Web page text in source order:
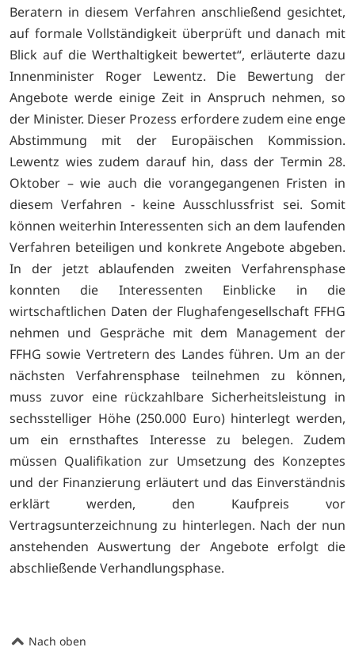
Beratern in diesem Verfahren anschließend gesichtet,
auf formale Vollständigkeit überprüft und danach mit
Blick auf die Werthaltigkeit bewertet“, erläuterte dazu
Innenminister Roger Lewentz. Die Bewertung der
Angebote werde einige Zeit in Anspruch nehmen, so
der Minister. Dieser Prozess erfordere zudem eine enge
Abstimmung mit der Europäischen Kommission.
Lewentz wies zudem darauf hin, dass der Termin 28.
Oktober – wie auch die vorangegangenen Fristen in
diesem Verfahren - keine Ausschlussfrist sei. Somit
können weiterhin Interessenten sich an dem laufenden
Verfahren beteiligen und konkrete Angebote abgeben.
In der jetzt ablaufenden zweiten Verfahrensphase
konnten die Interessenten Einblicke in die
wirtschaftlichen Daten der Flughafengesellschaft FFHG
nehmen und Gespräche mit dem Management der
FFHG sowie Vertretern des Landes führen. Um an der
nächsten Verfahrensphase teilnehmen zu können,
muss zuvor eine rückzahlbare Sicherheitsleistung in
sechsstelliger Höhe (250.000 Euro) hinterlegt werden,
um ein ernsthaftes Interesse zu belegen. Zudem
müssen Qualifikation zur Umsetzung des Konzeptes
und der Finanzierung erläutert und das Einverständnis
erklärt werden, den Kaufpreis vor
Vertragsunterzeichnung zu hinterlegen. Nach der nun
anstehenden Auswertung der Angebote erfolgt die
abschließende Verhandlungsphase.
Nach oben